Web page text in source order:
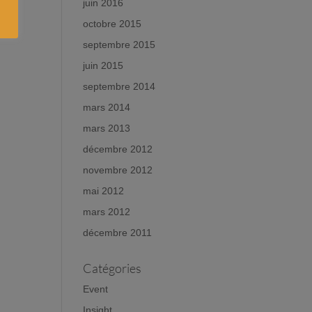
juin 2016
octobre 2015
septembre 2015
juin 2015
septembre 2014
mars 2014
mars 2013
décembre 2012
novembre 2012
mai 2012
mars 2012
décembre 2011
Catégories
Event